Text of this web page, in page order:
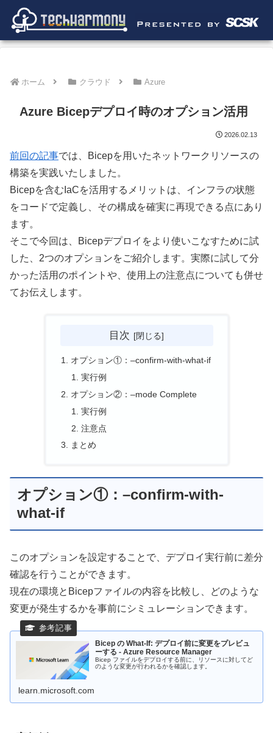
ホーム クラウド Azure
Azure Bicepデプロイ時のオプション活用
2026.02.13
前回の記事では、Bicepを用いたネットワークリソースの
構築を実践いたしました。
Bicepを含むIaCを活用するメリットは、インフラの状態
をコードで定義し、その構成を確実に再現できる点にあり
ます。
そこで今回は、Bicepデプロイをより使いこなすために試
した、2つのオプションをご紹介します。実際に試して分
かった活用のポイントや、使用上の注意点についても併せ
てお伝えします。
目次
オプション①：–confirm-with-what-if
実行例
オプション②：–mode Complete
実行例
注意点
まとめ
オプション①：–confirm-with-
what-if
このオプションを設定することで、デプロイ実行前に差分
確認を行うことができます。
現在の環境とBicepファイルの内容を比較し、どのような
変更が発生するかを事前にシミュレーションできます。
Bicep の What-If: デプロイ前に変更をプレビュ
ーする - Azure Resource Manager
Bicep ファイルをデプロイする前に、リソースに対してど
のような変更が行われるかを確認します。
learn.microsoft.com